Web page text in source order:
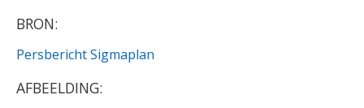
BRON:
Persbericht Sigmaplan
AFBEELDING: